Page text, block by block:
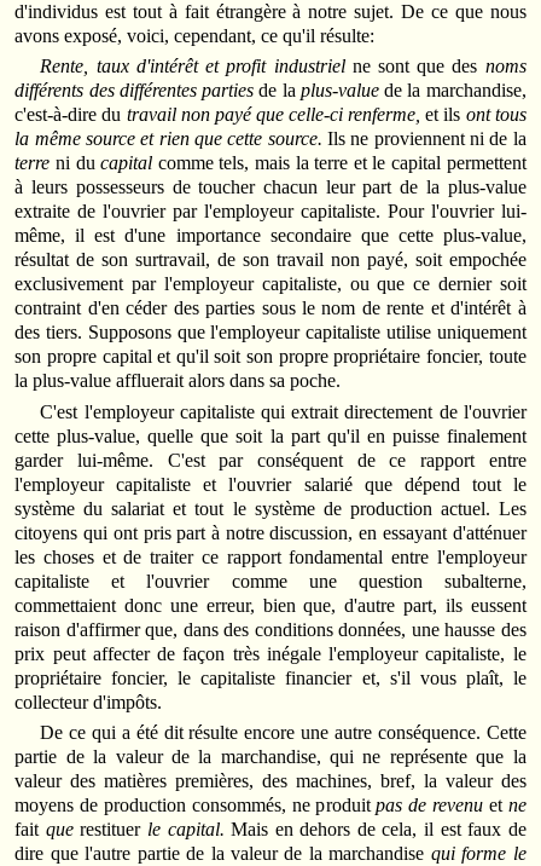
d'individus est tout à fait étrangère à notre sujet. De ce que nous
avons exposé, voici, cependant, ce qu'il résulte:
Rente, taux d'intérêt et profit industriel ne sont que des noms
différents des différentes partiesde la plus-valuede la marchandise,
c'est-à-dire du travail non payé que celle-ci renferme,et ils ont tous
la même source et rien que cette source.Ils ne proviennent ni de la
terre ni ducapital comme tels, mais la terre et le capital permettent
à leurs possesseurs de toucher chacun leur part de la plus-value
extraite de l'ouvrier par l'employeur capitaliste. Pour l'ouvrier lui-
même, il est d'une importance secondaire que cette plus-value,
résultat de son surtravail, de son travail non payé, soit empochée
exclusivement par l'employeur capitaliste, ou que ce dernier soit
contraint d'en céder des parties sous le nom de rente et d'intérêt à
des tiers. Supposons que l'employeur capitaliste utilise uniquement
son propre capital et qu'il soit son propre propriétaire foncier, toute
la plus-value affluerait alors dans sa poche.
C'est l'employeur capitaliste qui extrait directement de l'ouvrier
cette plus-value, quelle que soit la part qu'il en puisse finalement
garder lui-même. C'est par conséquent de ce rapport entre
l'employeur capitaliste et l'ouvrier salarié que dépend tout le
système du salariat et tout le système de production actuel. Les
citoyens qui ont pris part à notre discussion, en essayant d'atténuer
les choses et de traiter ce rapport fondamental entre l'employeur
capitaliste et l'ouvrier comme une question subalterne,
commettaient donc une erreur, bien que, d'autre part, ils eussent
raison d'affirmer que, dans des conditions données, une hausse des
prix peut affecter de façon très inégale l'employeur capitaliste, le
propriétaire foncier, le capitaliste financier et, s'il vous plaît, le
collecteur d'impôts.
De ce qui a été dit résulte encore une autre conséquence. Cette
partie de la valeur de la marchandise, qui ne représente que la
valeur des matières premières, des machines, bref, la valeur des
moyens de production consommés, ne produitpas de revenu et ne
fait querestituer le capital.Mais en dehors de cela, il est faux de
dire que l'autre partie de la valeur de la marchandise qui forme le